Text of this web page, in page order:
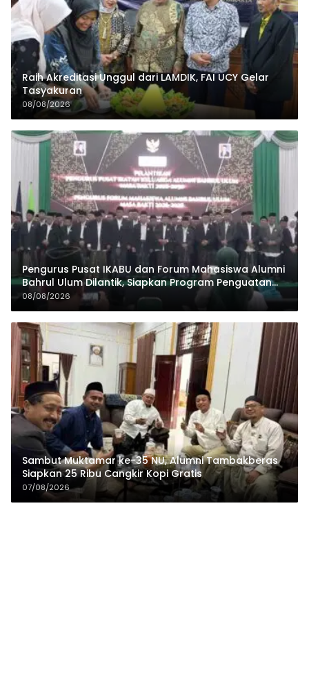
Raih Akreditasi Unggul dari LAMDIK, FAI UCY Gelar
Tasyakuran
08/08/2026
Pengurus Pusat IKABU dan Forum Mahasiswa Alumni
Bahrul Ulum Dilantik, Siapkan Program Penguatan
Organisasi dan Ekonomi
08/08/2026
Sambut Muktamar ke-35 NU, Alumni Tambakberas
Siapkan 25 Ribu Cangkir Kopi Gratis
07/08/2026